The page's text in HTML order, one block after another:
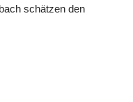
schätzen den